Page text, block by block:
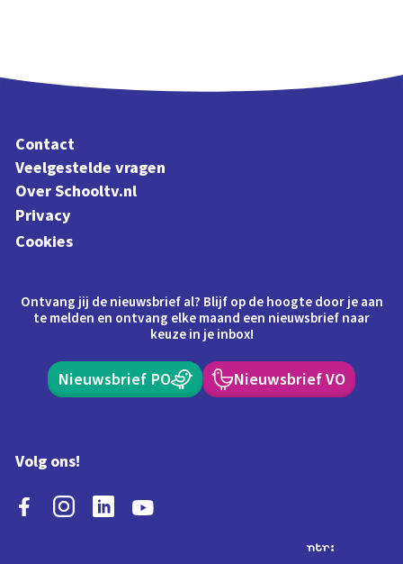
Contact
Veelgestelde vragen
Over Schooltv.nl
Privacy
Cookies
Ontvang jij de nieuwsbrief al? Blijf op de hoogte door je aan
te melden en ontvang elke maand een nieuwsbrief naar
keuze in je inbox!
Nieuwsbrief PO Nieuwsbrief VO
Volg ons!